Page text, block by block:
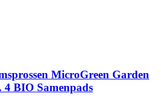
MicroGreen Garden
4 BIO Samenpads